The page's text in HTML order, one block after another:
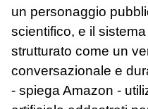
un personaggio
scientifico, e il
strutturato come un
conversazionale e
- spiega Amazon -